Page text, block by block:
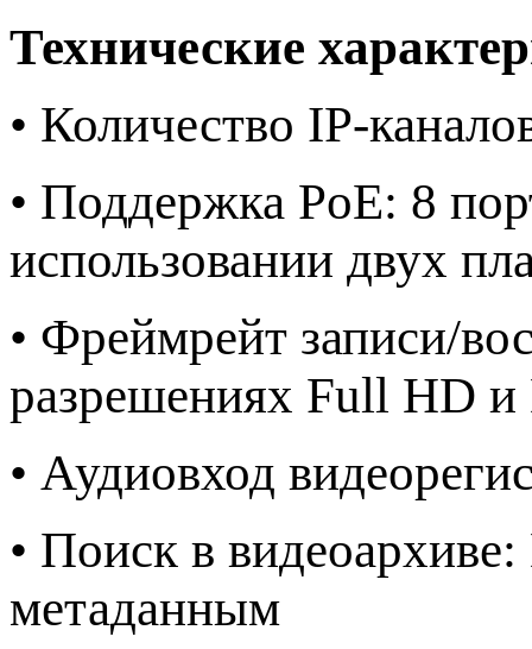
Технические
• Количество IP-
• Поддержка PoE: 8
использовании двух
• Фреймрейт записи/
разрешениях Full HD
• Аудиовход
• Поиск в
метаданным